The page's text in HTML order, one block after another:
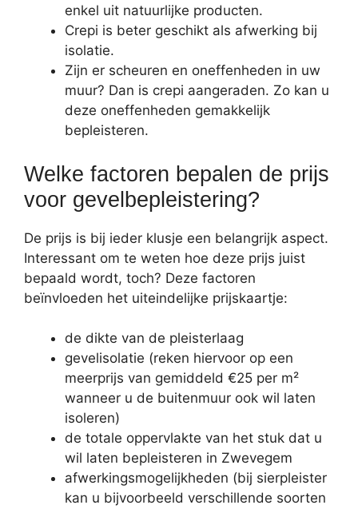
enkel uit natuurlijke producten.
Crepi is beter geschikt als afwerking bij
isolatie.
Zijn er scheuren en oneffenheden in uw
muur? Dan is crepi aangeraden. Zo kan u
deze oneffenheden gemakkelijk
bepleisteren.
Welke factoren bepalen de prijs
voor gevelbepleistering?
De prijs is bij ieder klusje een belangrijk aspect.
Interessant om te weten hoe deze prijs juist
bepaald wordt, toch? Deze factoren
beïnvloeden het uiteindelijke prijskaartje:
de dikte van de pleisterlaag
gevelisolatie (reken hiervoor op een
meerprijs van gemiddeld €25 per m²
wanneer u de buitenmuur ook wil laten
isoleren)
de totale oppervlakte van het stuk dat u
wil laten bepleisteren in Zwevegem
afwerkingsmogelijkheden (bij sierpleister
kan u bijvoorbeeld verschillende soorten